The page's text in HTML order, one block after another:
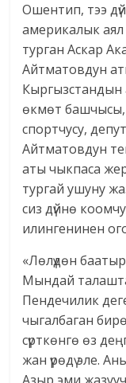
Ошентип, тээ
америкалык
турган Аскар
Айтматовдун
Кыргызстандын
өкмөт башчысы,
спортчусу,
Айтматовдун
аты чыкпаса
тургай ушуну
сиз дүйнө
илингенинен
«Лөлүдөн
Мындай
Пендечилик
чыгалбаган
сүрткөнгө өз
жан үрөдү эле.